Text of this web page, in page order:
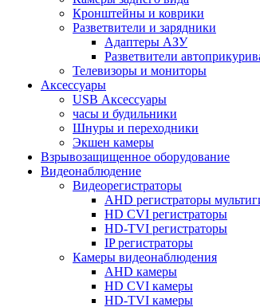
Кронштейны и коврики
Разветвители и зарядники
Адаптеры АЗУ
Разветвители
Телевизоры и мониторы
Аксессуары
USB Аксессуары
часы и будильники
Шнуры и переходники
Экшен камеры
Взрывозащищенное оборудование
Видеонаблюдение
Видеорегистраторы
AHD регистраторы
HD CVI регистраторы
HD-TVI регистраторы
IP регистраторы
Камеры видеонаблюдения
AHD камеры
HD CVI камеры
HD-TVI камеры